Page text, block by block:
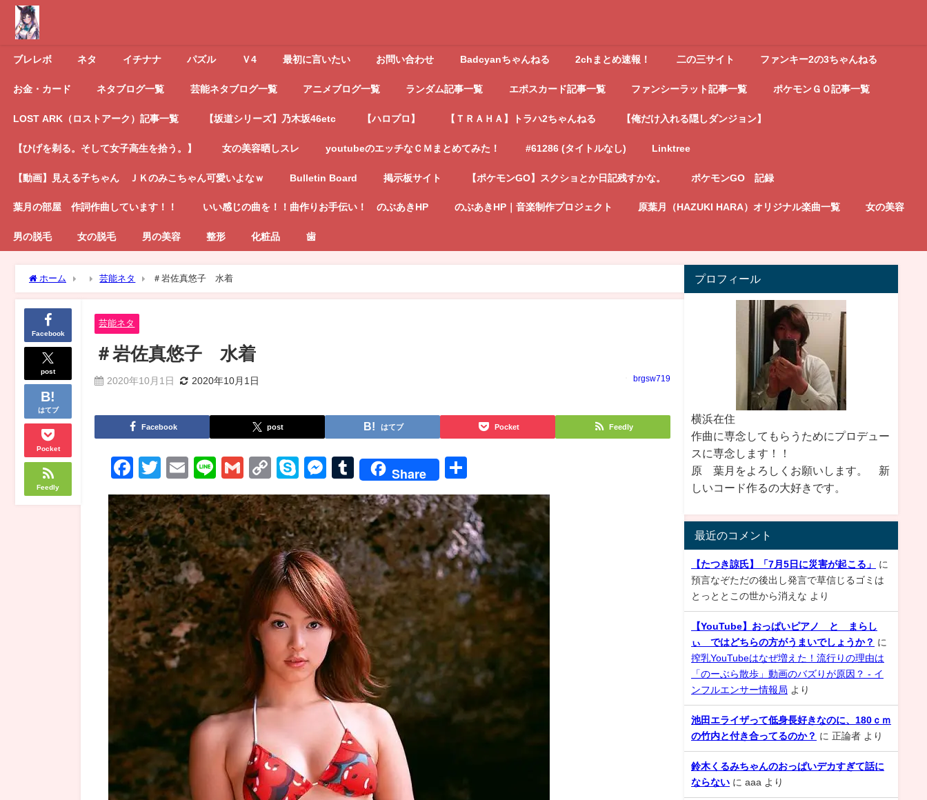
ブレレボ ネタ イチナナ パズル Ｖ4 最初に言いたい お問い合わせ Badcyanちゃんねる 2chまとめ速報！ 二の三サイト ファンキー2の3ちゃんねる
お金・カード ネタブログ一覧 芸能ネタブログ一覧 アニメブログ一覧 ランダム記事一覧 エポスカード記事一覧 ファンシーラット記事一覧 ポケモンＧＯ記事一覧
LOST ARK（ロストアーク）記事一覧 【坂道シリーズ】乃木坂46etc 【ハロプロ】 【ＴＲＡＨＡ】トラハ2ちゃんねる 【俺だけ入れる隠しダンジョン】
【ひげを剃る。そして女子高生を拾う。】 女の美容晒しスレ youtubeのエッチなＣＭまとめてみた！ #61286 (タイトルなし) Linktree
【動画】見える子ちゃん ＪＫのみこちゃん可愛いよなｗ Bulletin Board 掲示板サイト 【ポケモンGO】スクショとか日記残すかな。 ポケモンGO 記録
葉月の部屋 作詞作曲しています！！ いい感じの曲を！！曲作りお手伝い！ のぶあきHP のぶあきHP｜音楽制作プロジェクト 原葉月（HAZUKI HARA）オリジナル楽曲一覧 女の美容
男の脱毛 女の脱毛 男の美容 整形 化粧品 歯
ホーム 芸能ネタ ＃岩佐真悠子 水着
Facebook
post
はてブ
Pocket
Feedly
芸能ネタ
＃岩佐真悠子 水着
2020年10月1日 2020年10月1日 brgsw719
Facebook post はてブ Pocket Feedly
Facebook
Twitter
EmailLineGmailCopy
Link
SkypeMessenger
Tumblr
Share
有
プロフィール
横浜在住
作曲に専念してもらうためにプロデュー
スに専念します！！
原 葉月をよろしくお願いします。 新
しいコード作るの大好きです。
最近のコメント
【たつき諒氏】「7月5日に災害が起こる」
に
預言なぞただの後出し発言で草信じるゴミは
とっととこの世から消えな より
【YouTube】おっぱいピアノ と まらし
ぃ ではどちらの方がうまいでしょうか？ に
搾乳YouTubeはなぜ増えた！流行りの理由は
「のーぶら散歩」動画のバズりが原因？ - イ
ンフルエンサー情報局 より
池田エライザって低身長好きなのに、180ｃｍ
の竹内と付き合ってるのか？ に 正論者 より
鈴木くるみちゃんのおっぱいデカすぎて話に
ならない に aaa より